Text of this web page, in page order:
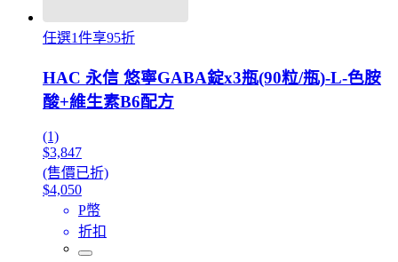
任選1件享95折
HAC 永信 悠寧GABA錠x3瓶(90粒/瓶)-L-色胺
酸+維生素B6配方
(1)
$3,847
(售價已折)
$4,050
P幣
折扣